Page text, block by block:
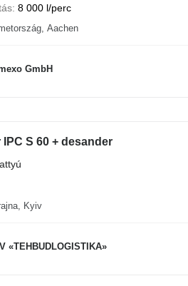
8 000 l/perc
Aachen
GmbH
IPC S 60 + desander
Kyiv
«TEHBUDLOGISTIKA»